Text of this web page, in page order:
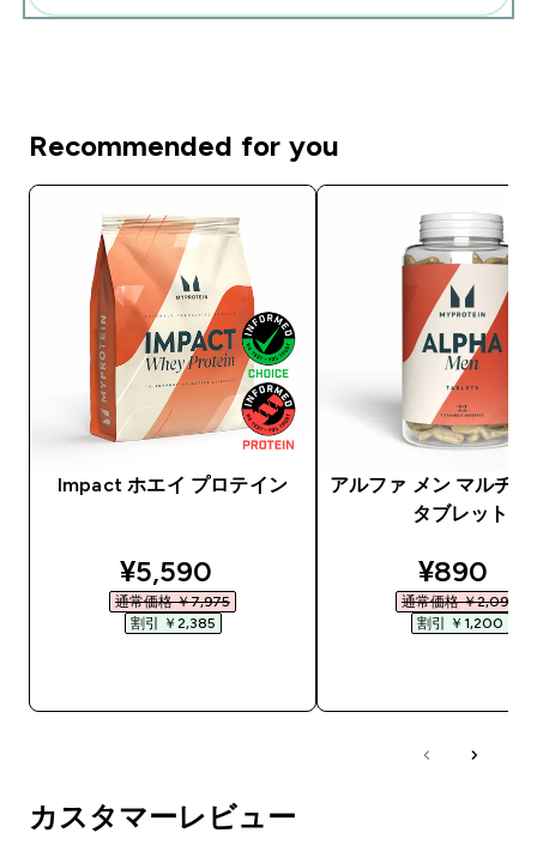
Recommended for you
Impact ホエイ プロテイン
discounted price
¥5,590‎
通常価格 ￥7,975‎
割引 ￥2,385‎
アルファ メン マルチ
タブレット
¥890‎
通常価格 ￥2,090‎
割引 ￥1,200‎
カスタマーレビュー